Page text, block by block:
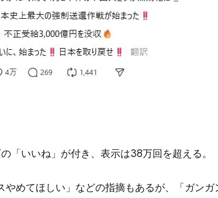
「いいね」が付き、表示は38万回を超える。
やめてほしい」などの指摘もあるが、「ガンガ